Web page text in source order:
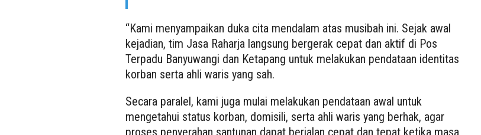
“Kami menyampaikan duka cita mendalam atas musibah ini. Sejak awal
kejadian, tim Jasa Raharja langsung bergerak cepat dan aktif di Pos
Terpadu Banyuwangi dan Ketapang untuk melakukan pendataan identitas
korban serta ahli waris yang sah.
Secara paralel, kami juga mulai melakukan pendataan awal untuk
mengetahui status korban, domisili, serta ahli waris yang berhak, agar
proses penyerahan santunan dapat berjalan cepat dan tepat ketika masa